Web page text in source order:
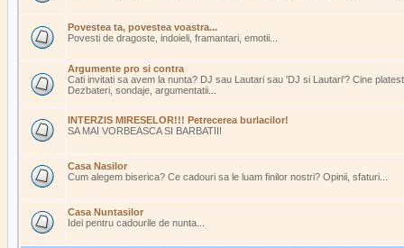
Povestea ta, povestea voastra...
Povesti de dragoste, indoieli, framantari, emotii...
Argumente pro si contra
Cati invitati sa avem la nunta? DJ sau Lautari sau 'DJ si Lautari'? Cine
Dezbateri, sondaje, argumentatii...
INTERZIS MIRESELOR!!! Petrecerea burlacilor!
SA MAI VORBEASCA SI BARBATII!
Casa Nasilor
Cum alegem biserica? Ce cadouri sa le luam finilor nostri? Opinii, sfaturi...
Casa Nuntasilor
Idei pentru cadourile de nunta...